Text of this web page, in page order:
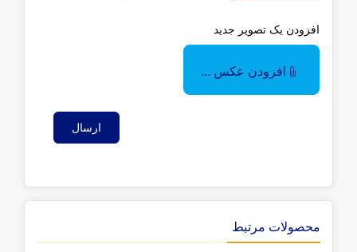
افزودن یک تصویر جدید
افزودن عکس ...
ارسال
محصولات مرتبط